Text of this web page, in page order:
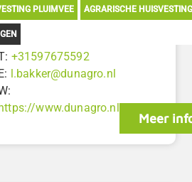
PLUIMVEE AGRARISCHE
+31597675592
l.bakker@dunagro.nl
www.dunagro.nl
Meer